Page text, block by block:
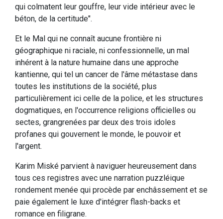
qui colmatent leur gouffre, leur vide intérieur avec le
béton, de la certitude".
Et le Mal qui ne connaît aucune frontière ni
géographique ni raciale, ni confessionnelle, un mal
inhérent à la nature humaine dans une approche
kantienne, qui tel un cancer de l'âme métastase dans
toutes les institutions de la société, plus
particulièrement ici celle de la police, et les structures
dogmatiques, en l'occurrence religions officielles ou
sectes, grangrenées par deux des trois idoles
profanes qui gouvernent le monde, le pouvoir et
l'argent.
Karim Miské parvient à naviguer heureusement dans
tous ces registres avec une narration puzzléique
rondement menée qui procède par enchâssement et se
paie également le luxe d'intégrer flash-backs et
romance en filigrane.